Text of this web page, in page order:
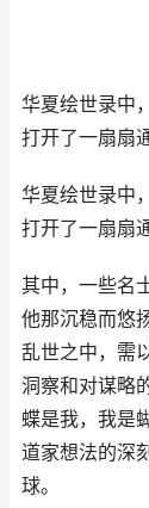
华夏绘世录中
打开了一扇扇
华夏绘世录中
打开了一扇扇
其中，一些名
他那沉稳而悠
乱世之中，需
洞察和对谋略
蝶是我，我是
道家想法的深
球。